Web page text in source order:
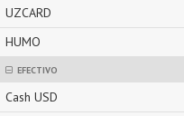
UZCARD
HUMO
EFECTIVO
Cash USD